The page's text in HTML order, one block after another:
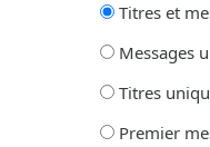
Titres et
Messages
Titres
Premier